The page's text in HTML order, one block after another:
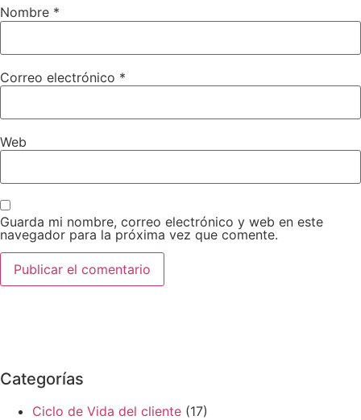
Nombre *
Correo electrónico *
Web
Guarda mi nombre, correo electrónico y web en este
navegador para la próxima vez que comente.
Categorías
Ciclo de Vida del cliente (17)